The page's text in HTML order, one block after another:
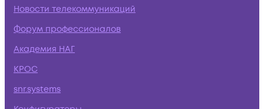
Новости телекоммуникаций
Форум профессионалов
Академия НАГ
КРОС
snr.systems